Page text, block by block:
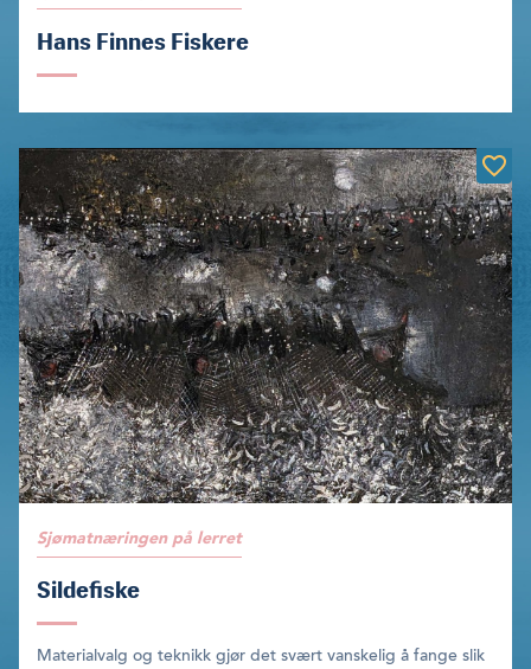
Hans Finnes Fiskere
Sjømatnæringen på lerret
Sildefiske
Materialvalg og teknikk gjør det svært vanskelig å fange slik